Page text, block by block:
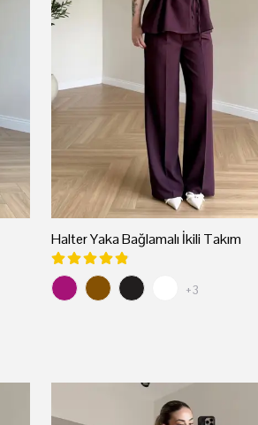
Halter Yaka Bağlamalı İkili Takım
+3